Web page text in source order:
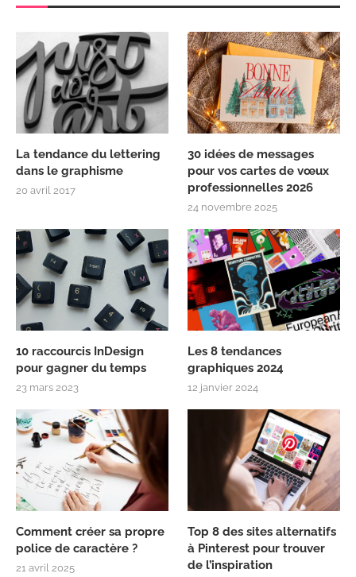
La tendance du lettering
dans le graphisme
20 avril 2017
30 idées de messages
pour vos cartes de vœux
professionnelles 2026
24 novembre 2025
10 raccourcis InDesign
pour gagner du temps
23 mars 2023
Les 8 tendances
graphiques 2024
12 janvier 2024
Comment créer sa propre
police de caractère ?
21 avril 2025
Top 8 des sites alternatifs
à Pinterest pour trouver
de l’inspiration